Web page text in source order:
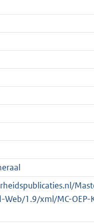
1.9/xml/MC-